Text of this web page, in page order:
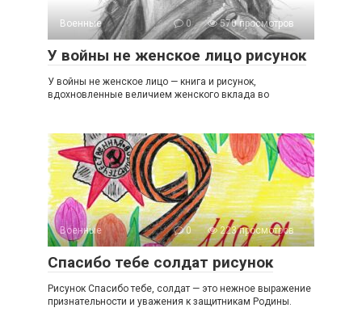
Военные 0 570 просмотров
У войны не женское лицо рисунок
У войны не женское лицо — книга и рисунок,
вдохновленные величием женского вклада во
Военные 0 223 просмотров
Спасибо тебе солдат рисунок
Рисунок Спасибо тебе, солдат — это нежное выражение
признательности и уважения к защитникам Родины.